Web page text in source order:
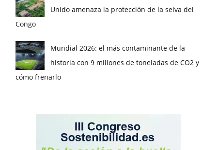
Unido amenaza la protección de la selva del
Congo
Mundial 2026: el más contaminante de la
historia con 9 millones de toneladas de CO2 y
cómo frenarlo